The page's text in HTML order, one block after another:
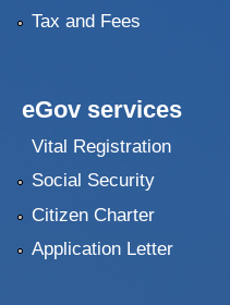
Tax and Fees
eGov services
Vital Registration
Social Security
Citizen Charter
Application Letter